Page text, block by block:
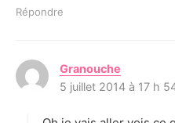
Répondre
Granouche
i
5 juillet 2014 à 17 h